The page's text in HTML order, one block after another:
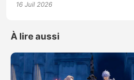
16 Juil 2026
À lire aussi